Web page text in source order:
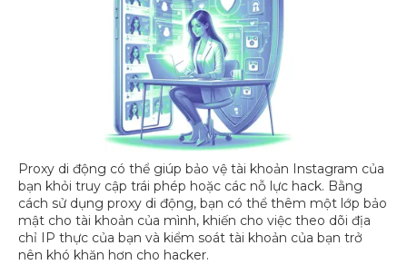
Proxy di động có thể giúp bảo vệ tài khoản Instagram của
bạn khỏi truy cập trái phép hoặc các nỗ lực hack. Bằng
cách sử dụng proxy di động, bạn có thể thêm một lớp bảo
mật cho tài khoản của mình, khiến cho việc theo dõi địa
chỉ IP thực của bạn và kiểm soát tài khoản của bạn trở
nên khó khăn hơn cho hacker.